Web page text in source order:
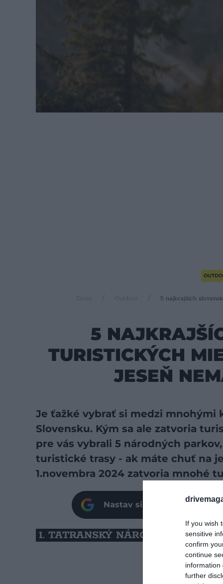
If you wish
sensitive
confirm
continue
information
further
Drive 5 najkrajších
5
TURISTICKÝCH
JESEŇ
Je ťažké vybrať si medzi
Slovensku. Kým sa ale zatvoria
pre vás vybrali 5 národných
turistické trasy - ak máte chuť na
1.novembra 2024 zatvoria mnohé
Nastav si našu stránku ako
1. TATRANSKÝ NÁRODNÝ PARK